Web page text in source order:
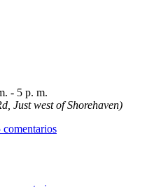
- 5 p. m.
Just west of Shorehaven)
comentarios